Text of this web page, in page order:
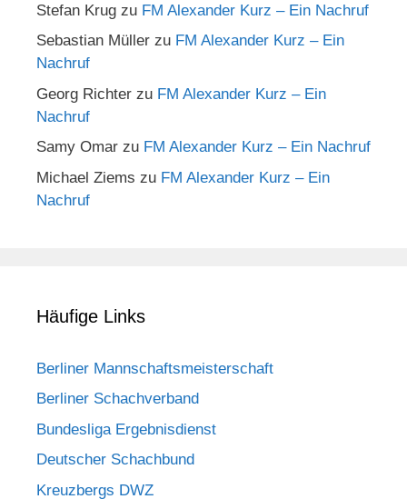
Stefan Krug zu FM Alexander Kurz – Ein Nachruf
Sebastian Müller zu FM Alexander Kurz – Ein
Nachruf
Georg Richter zu FM Alexander Kurz – Ein
Nachruf
Samy Omar zu FM Alexander Kurz – Ein Nachruf
Michael Ziems zu FM Alexander Kurz – Ein
Nachruf
Häufige Links
Berliner Mannschaftsmeisterschaft
Berliner Schachverband
Bundesliga Ergebnisdienst
Deutscher Schachbund
Kreuzbergs DWZ